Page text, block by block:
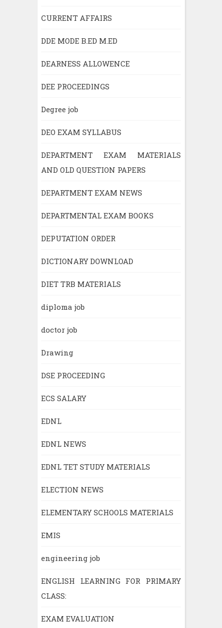
CURRENT AFFAIRS
DDE MODE B.ED M.ED
DEARNESS ALLOWENCE
DEE PROCEEDINGS
Degree job
DEO EXAM SYLLABUS
DEPARTMENT EXAM MATERIALS
AND OLD QUESTION PAPERS
DEPARTMENT EXAM NEWS
DEPARTMENTAL EXAM BOOKS
DEPUTATION ORDER
DICTIONARY DOWNLOAD
DIET TRB MATERIALS
diploma job
doctor job
Drawing
DSE PROCEEDING
ECS SALARY
EDNL
EDNL NEWS
EDNL TET STUDY MATERIALS
ELECTION NEWS
ELEMENTARY SCHOOLS MATERIALS
EMIS
engineering job
ENGLISH LEARNING FOR PRIMARY
CLASS:
EXAM EVALUATION